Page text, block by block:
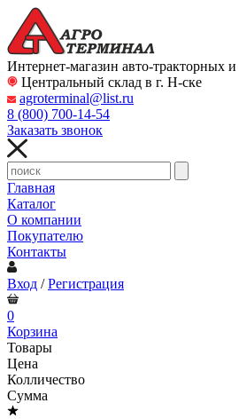
Интернет-магазин авто-тракторных и
Центральный склад в г. Н-ске
agroterminal@list.ru
8 (800) 700-14-54
Заказать звонок
Главная
Каталог
О компании
Покупателю
Контакты
Вход /Регистрация
0
Корзина
Товары
Цена
Колличество
Сумма